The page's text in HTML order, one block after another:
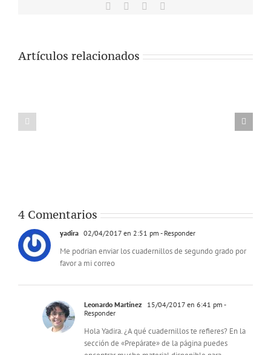
Facebook
Artículos relacionados
4 Comentarios
yadira 02/04/2017 en 2:51 pm - Responder
Me podrian enviar los cuadernillos de segundo grado por
favor a mi correo
Leonardo Martínez 15/04/2017 en 6:41 pm -
Responder
Hola Yadira. ¿A qué cuadernillos te refieres? En la
sección de «Prepárate» de la página puedes